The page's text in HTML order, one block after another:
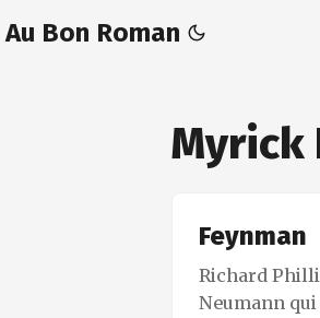
Au Bon Roman
Myrick
Feynman
Richard
Neumann